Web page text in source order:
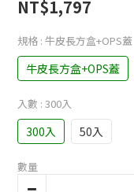
NT$1,797
規格 : 牛皮長方盒+OPS蓋
牛皮長方盒+OPS蓋
入數 : 300入
300入 50入
數量